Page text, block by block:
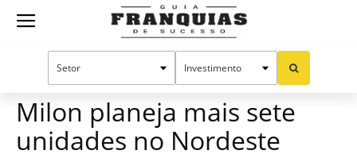
Guia
Mercado de franquias
Milon planeja mais sete
unidades no Nordeste